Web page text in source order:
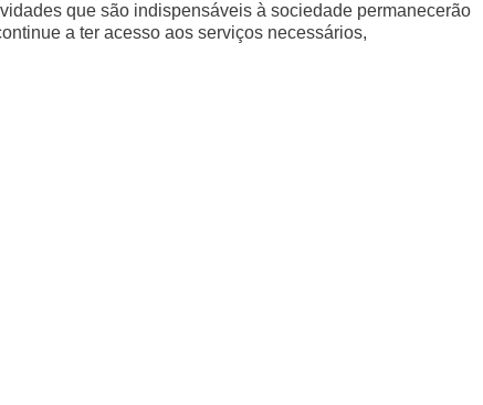
que são indispensáveis à sociedade permanecerão
a ter acesso aos serviços necessários,